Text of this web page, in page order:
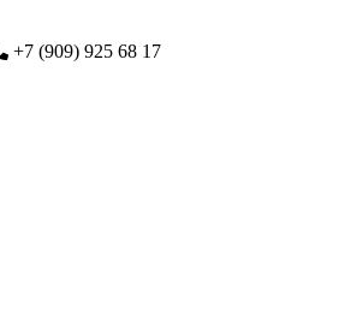
+7 (909) 925 68 17